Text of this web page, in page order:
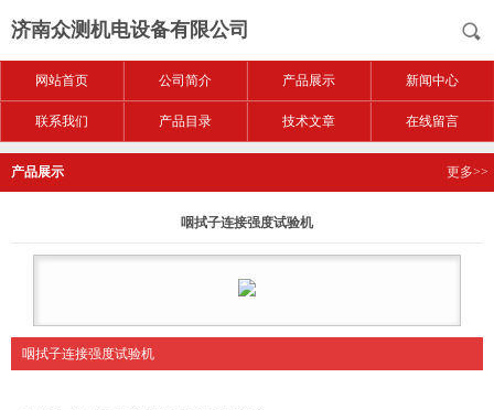
济南众测机电设备有限公司
网站首页 公司简介 产品展示 新闻中心
联系我们 产品目录 技术文章 在线留言
产品展示 更多>>
咽拭子连接强度试验机
咽拭子连接强度试验机